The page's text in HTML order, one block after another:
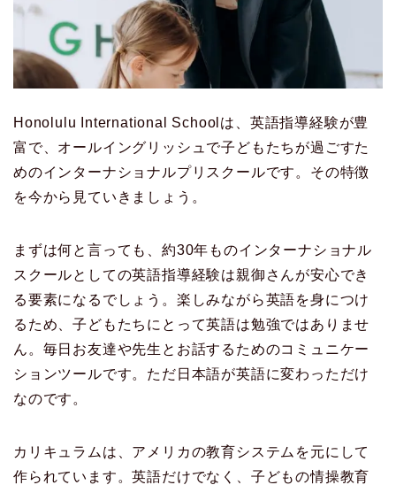
Honolulu International Schoolは、英語指導経験が豊
富で、オールイングリッシュで子どもたちが過ごすた
めのインターナショナルプリスクールです。その特徴
を今から見ていきましょう。
まずは何と言っても、約30年ものインターナショナル
スクールとしての英語指導経験は親御さんが安心でき
る要素になるでしょう。楽しみながら英語を身につけ
るため、子どもたちにとって英語は勉強ではありませ
ん。毎日お友達や先生とお話するためのコミュニケー
ションツールです。ただ日本語が英語に変わっただけ
なのです。
カリキュラムは、アメリカの教育システムを元にして
作られています。英語だけでなく、子どもの情操教育